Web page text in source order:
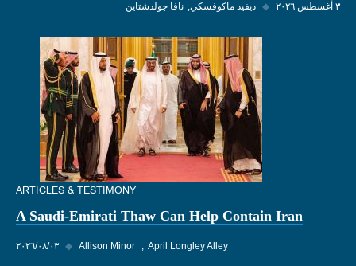
٣ أغسطس ٢٠٢٦ ◆ ديفيد ماكوفسكي نافا جولدشتاين
ARTICLES & TESTIMONY
A Saudi-Emirati Thaw Can Help Contain Iran
٠٣‏/٠٨‏/٢٠٢٦ ◆ Allison Minor April Longley Alley